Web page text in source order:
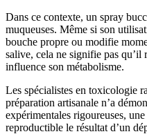
Dans ce contexte, un spray
muqueuses. Même si son
bouche propre ou modifie
salive, cela ne signifie pas
influence son métabolisme.
Les spécialistes en toxicologie
préparation artisanale n’a
expérimentales rigoureuses,
reproductible le résultat d’un